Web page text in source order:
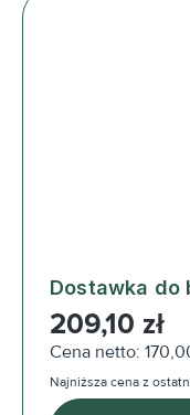
Dostawka do
Cena regularna:
209,10 zł
Cena netto:
Najniższa cena z